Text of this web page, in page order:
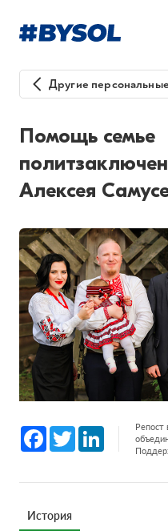
Другие
Помощь семье
Алексея
Facebook
Twitter LinkedInРепост
История